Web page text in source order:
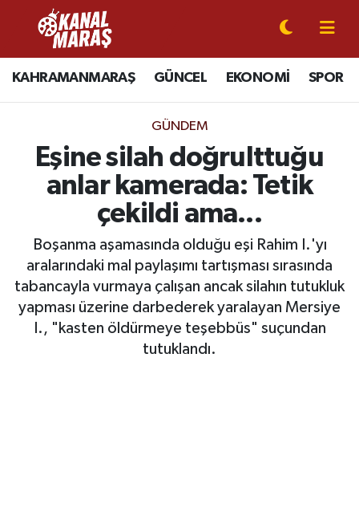
KAHRAMANMARAŞ GÜNCEL EKONOMİ SPOR
GÜNDEM
Eşine silah doğrulttuğu
anlar kamerada: Tetik
çekildi ama...
Boşanma aşamasında olduğu eşi Rahim I.'yı
aralarındaki mal paylaşımı tartışması sırasında
tabancayla vurmaya çalışan ancak silahın tutukluk
yapması üzerine darbederek yaralayan Mersiye
I., "kasten öldürmeye teşebbüs" suçundan
tutuklandı.
CANLI YAYIN
KAHRAMANMARAŞ
GÜNCEL
SPOR
SİYASET
EKONOMİ
GÜNDEM
Kahramanmaraş Nöbetçi Eczaneler
Kahramanmaraş Hava Durumu
Kahramanmaraş Namaz Vakitleri
Kahramanmaraş Trafik Yoğunluk Haritası
Süper Lig Puan Durumu ve Fikstür
Tüm Manşetler
Son Dakika Haberleri